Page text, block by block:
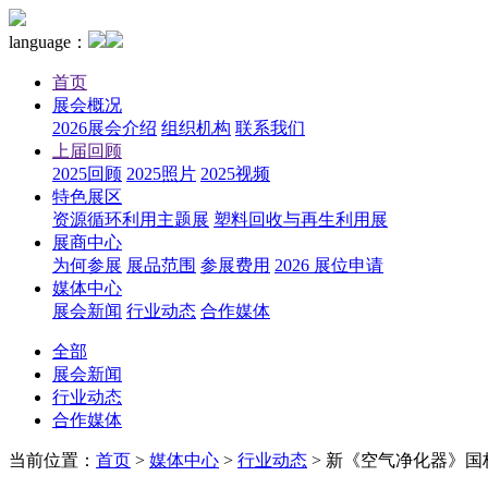
language：
首页
展会概况
2026展会介绍 组织机构 联系我们
上届回顾
2025回顾 2025照片 2025视频
特色展区
资源循环利用主题展 塑料回收与再生利用展
展商中心
为何参展 展品范围 参展费用 2026 展位申请
媒体中心
展会新闻 行业动态 合作媒体
全部
展会新闻
行业动态
合作媒体
当前位置： 首页 > 媒体中心 > 行业动态 > 新《空气净化器》国